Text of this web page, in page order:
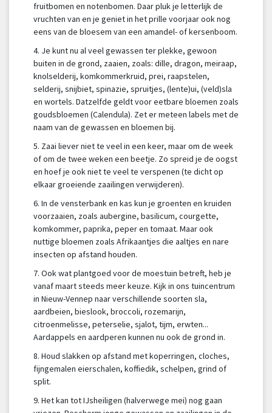
fruitbomen en notenbomen. Daar pluk je letterlijk de
vruchten van en je geniet in het prille voorjaar ook nog
eens van de bloesem van een amandel- of kersenboom.
4. Je kunt nu al veel gewassen ter plekke, gewoon
buiten in de grond, zaaien, zoals: dille, dragon, meiraap,
knolselderij, komkommerkruid, prei, raapstelen,
selderij, snijbiet, spinazie, spruitjes, (lente)ui, (veld)sla
en wortels. Datzelfde geldt voor eetbare bloemen zoals
goudsbloemen (Calendula). Zet er meteen labels met de
naam van de gewassen en bloemen bij.
5. Zaai liever niet te veel in een keer, maar om de week
of om de twee weken een beetje. Zo spreid je de oogst
en hoef je ook niet te veel te verspenen (te dicht op
elkaar groeiende zaailingen verwijderen).
6. In de vensterbank en kas kun je groenten en kruiden
voorzaaien, zoals aubergine, basilicum, courgette,
komkommer, paprika, peper en tomaat. Maar ook
nuttige bloemen zoals Afrikaantjes die aaltjes en nare
insecten op afstand houden.
7. Ook wat plantgoed voor de moestuin betreft, heb je
vanaf maart steeds meer keuze. Kijk in ons tuincentrum
in Nieuw-Vennep naar verschillende soorten sla,
aardbeien, bieslook, broccoli, rozemarijn,
citroenmelisse, peterselie, sjalot, tijm, erwten...
Aardappels en aardperen kunnen nu ook de grond in.
8. Houd slakken op afstand met koperringen, cloches,
fijngemalen eierschalen, koffiedik, schelpen, grind of
split.
9. Het kan tot IJsheiligen (halverwege mei) nog gaan